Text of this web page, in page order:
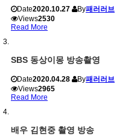
Date2020.10.27 By패러러브
Views2530
Read More
SBS 동상이몽 방송촬영
Date2020.04.28 By패러러브
Views2965
Read More
배우 김현중 촬영 방송